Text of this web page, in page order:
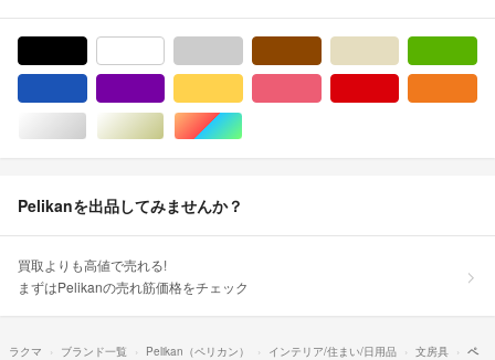
シルバー/銀色系ゴールド/金色系マルチカラー
Pelikanを出品してみませんか？
買取よりも高値で売れる!
まずはPelikanの売れ筋価格をチェック
ラクマ ブランド一覧 Pelikan（ペリカン） インテリア/住まい/日用品 文房具
ペ